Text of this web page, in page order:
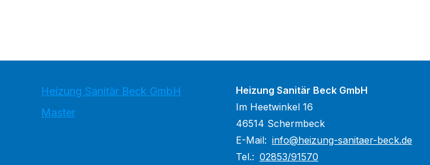
Heizung Sanitär Beck GmbH
Master
Heizung Sanitär Beck GmbH
Im Heetwinkel 16
46514 Schermbeck
E-Mail: info@heizung-sanitaer-beck.de
Tel.: 02853/91570